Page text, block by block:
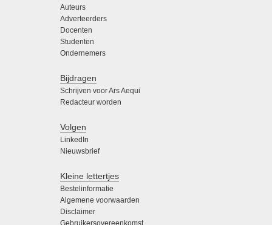
Auteurs
Adverteerders
Docenten
Studenten
Ondernemers
Bijdragen
Schrijven voor Ars Aequi
Redacteur worden
Volgen
LinkedIn
Nieuwsbrief
Kleine lettertjes
Bestelinformatie
Algemene voorwaarden
Disclaimer
Gebruikersovereenkomst